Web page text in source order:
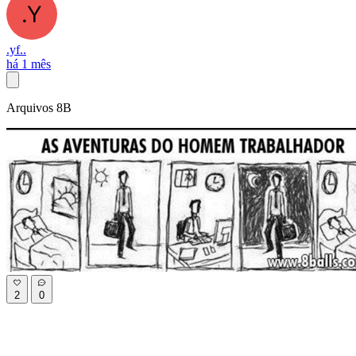
.yf..
há 1 mês
Arquivos 8B
2 0